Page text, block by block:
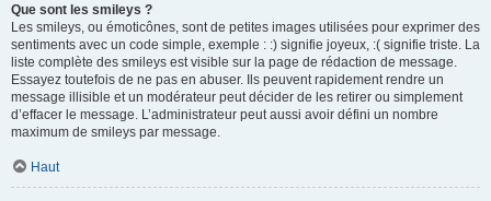
Que sont les smileys ?
Les smileys, ou émoticônes, sont de petites images utilisées pour exprimer des
sentiments avec un code simple, exemple : :) signifie joyeux, :( signifie triste. La
liste complète des smileys est visible sur la page de rédaction de message.
Essayez toutefois de ne pas en abuser. Ils peuvent rapidement rendre un
message illisible et un modérateur peut décider de les retirer ou simplement
d’effacer le message. L’administrateur peut aussi avoir défini un nombre
maximum de smileys par message.
Haut